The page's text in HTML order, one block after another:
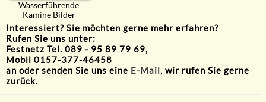
Wasserführende
Kamine Bilder
Interessiert? Sie möchten gerne mehr erfahren?
Rufen Sie uns unter:
Festnetz Tel. 089 - 95 89 79 69,
Mobil 0157-377-46458
an oder senden Sie uns eine E-Mail, wir rufen Sie gerne
zurück.